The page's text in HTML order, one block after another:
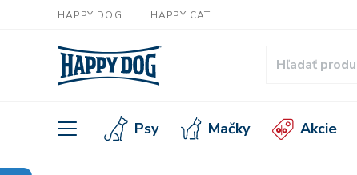
HAPPY DOG HAPPY CAT
Psy Mačky Akcie